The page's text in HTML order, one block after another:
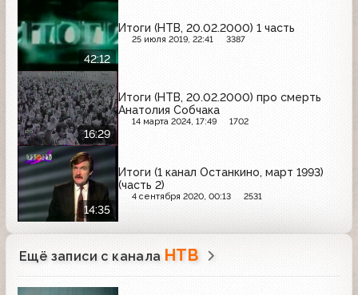
42:12
Итоги (НТВ, 20.02.2000) 1 часть
25 июля 2019, 22:41 3387
16:29
Итоги (НТВ, 20.02.2000) про смерть
Анатолия Собчака
14 марта 2024, 17:49 1702
14:35
Итоги (1 канал Останкино, март 1993)
(часть 2)
4 сентября 2020, 00:13 2531
Ещё записи с канала НТВ